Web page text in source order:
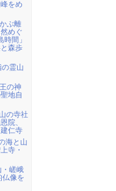
をめ
ぶ離
めぐ
間」
森歩
霊山
の神
地自
の寺社
院、
仁寺
海と山
寺・
・嵯峨
仏像を